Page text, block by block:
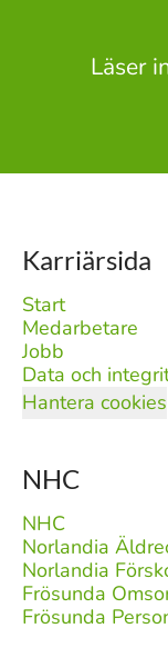
Läser
Karriärsida
Start
Medarbetare
Jobb
Data och
Hantera cookies
NHC
NHC
Norlandia
Norlandia
Frösunda
Frösunda